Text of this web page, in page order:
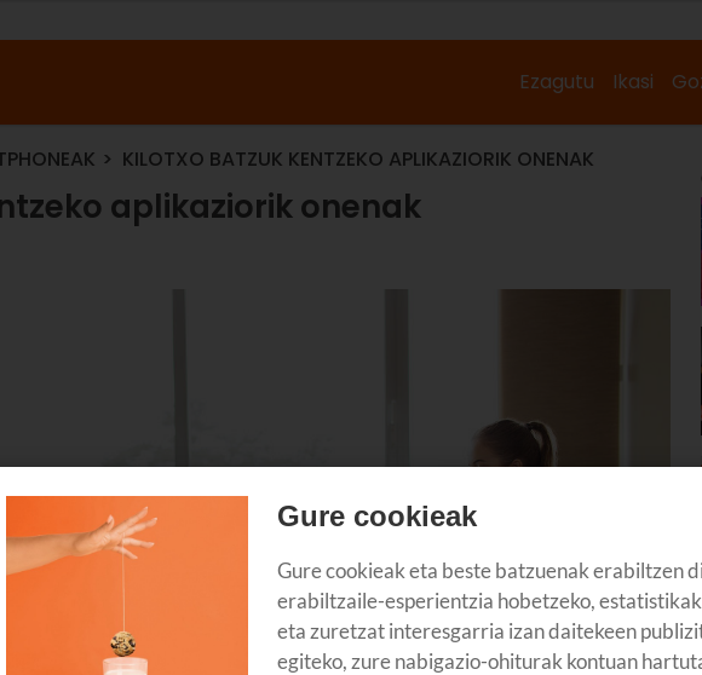
Ezagutu Ikasi
KILOTXO BATZUK KENTZEKO APLIKAZIORIK ONENAK
aplikaziorik onenak
Gure cookieak
Gure cookieak eta beste batzuenak erabiltzen
erabiltzaile-esperientzia hobetzeko,
eta zuretzat interesgarria izan daitekeen
egiteko, zure nabigazio-ohiturak kontuan